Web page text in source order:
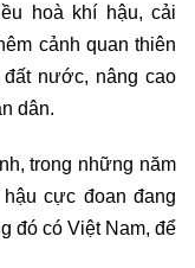
hoà khí hậu, cải
cảnh quan thiên
nước, nâng cao
dân.
trong những năm
cực đoan đang
đó có Việt Nam, để